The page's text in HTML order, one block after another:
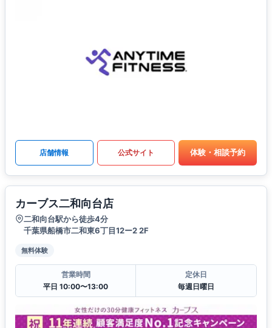
店舗情報 公式サイト 体験・相談予約
カーブス二和向台店
二和向台駅から徒歩4分
千葉県船橋市二和東6丁目12ー2 2F
無料体験
営業時間
平日 10:00〜13:00
定休日
毎週日曜日